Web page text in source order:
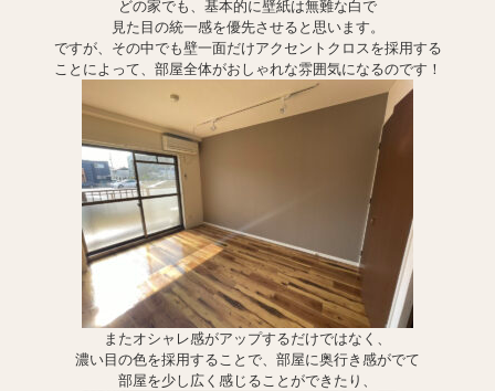
どの家でも、基本的に壁紙は無難な白で
見た目の統一感を優先させると思います。
ですが、その中でも壁一面だけアクセントクロスを採用する
ことによって、部屋全体がおしゃれな雰囲気になるのです！
またオシャレ感がアップするだけではなく、
濃い目の色を採用することで、部屋に奥行き感がでて
部屋を少し広く感じることができたり、